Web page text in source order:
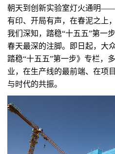
朝天到创新实验室灯火通明
有印、开局有声，在春泥之上
我们深知，踏稳“十五五”第一
春天最深的注脚。即日起，大
踏稳“十五五”第一步》专栏，
业，在生产线的最前端、在项
与时代的共振。